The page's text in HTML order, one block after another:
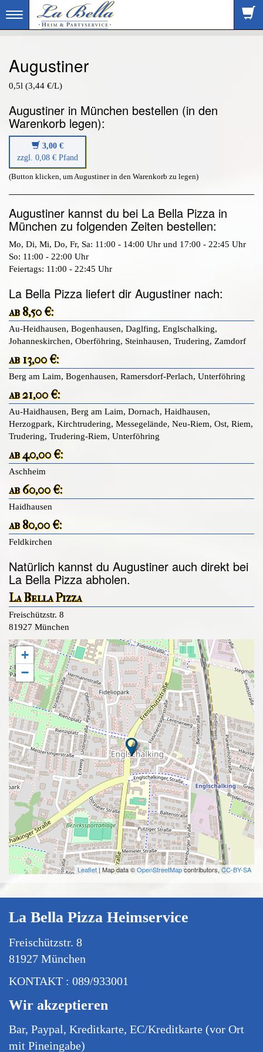
Toggle
navigation
Augustiner
0,5l (3,44 €/L)
Augustiner in München bestellen (in den
Warenkorb legen):
3,00 €
zzgl. 0,08 € Pfand
(Button klicken, um Augustiner in den Warenkorb zu legen)
Augustiner kannst du bei La Bella Pizza in
München zu folgenden Zeiten bestellen:
Mo, Di, Mi, Do, Fr, Sa: 11:00 - 14:00 Uhr und 17:00 - 22:45 Uhr
So: 11:00 - 22:00 Uhr
Feiertags: 11:00 - 22:45 Uhr
La Bella Pizza liefert dir Augustiner nach:
ab 8,50 €:
Au-Heidhausen, Bogenhausen, Daglfing, Englschalking,
Johanneskirchen, Oberföhring, Steinhausen, Trudering, Zamdorf
ab 13,00 €:
Berg am Laim, Bogenhausen, Ramersdorf-Perlach, Unterföhring
ab 21,00 €:
Au-Haidhausen, Berg am Laim, Dornach, Haidhausen,
Herzogpark, Kirchtrudering, Messegelände, Neu-Riem, Ost, Riem,
Trudering, Trudering-Riem, Unterföhring
ab 40,00 €:
Aschheim
ab 60,00 €:
Haidhausen
ab 80,00 €:
Feldkirchen
Natürlich kannst du Augustiner auch direkt bei
La Bella Pizza abholen.
La Bella Pizza
Freischützstr. 8
81927 München
+
−
Leaflet | Map data ©OpenStreetMapcontributors, CC-BY-SA
La Bella Pizza Heimservice
Freischützstr. 8
81927 München
KONTAKT : 089/933001
Wir akzeptieren
Bar, Paypal, Kreditkarte, EC/Kreditkarte (vor Ort
mit Pineingabe)